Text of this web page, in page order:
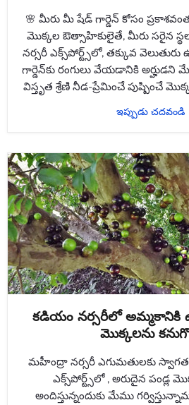
🌸 మీరు మీ షేడ్ గార్డెన్ కోసం
మొక్కల ఔత్సాహికులైతే, మీరు సరైన
నర్సరీ ఎక్స్‌పోర్ట్స్‌లో, తక్కువ
గార్డెన్‌కు రంగులు వేయడానికి అర్హుడని
విస్తృత శ్రేణి నీడ-ప్రేమించే పుష్పించే
ఇప్పుడు చదవండి
కడియం నర్సరీలో అమ్మకానికి
మొక్కలను
మహీంద్రా నర్సరీ ఎగుమతులకు
ఎక్స్‌పోర్ట్స్‌లో , అరుదైన పండ్ల
అందిస్తున్నందుకు మేము